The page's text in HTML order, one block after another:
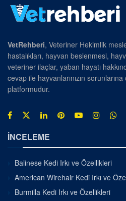
VetRehberi, Veteriner Hekimlik
hastalıkları, hayvan beslenmesi,
veteriner ilaçlar, yaban hayatı
cevap ile hayvanlarınızın
platformudur.
İNCELEME
Balinese Kedi Irkı ve Özellikleri
American Wirehair Kedi Irkı ve
Burmilla Kedi Irkı ve Özellikleri